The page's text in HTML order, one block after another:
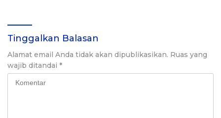
Tinggalkan Balasan
Alamat email Anda tidak akan dipublikasikan. Ruas yang
wajib ditandai *